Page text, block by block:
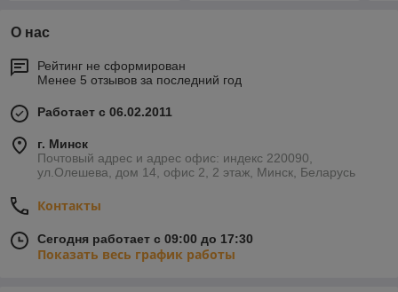
О нас
Рейтинг не сформирован
Менее 5 отзывов за последний год
Работает с 06.02.2011
г. Минск
Почтовый адрес и адрес офис: индекс 220090,
ул.Олешева, дом 14, офис 2, 2 этаж, Минск, Беларусь
Контакты
Сегодня работает с 09:00 до 17:30
Показать весь график работы